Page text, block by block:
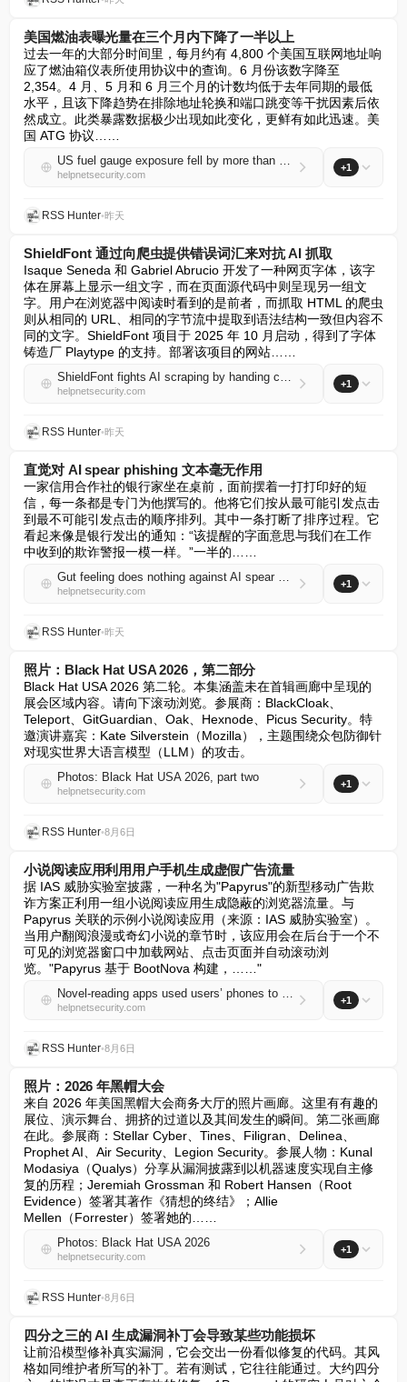
美国燃油表曝光量在三个月内下降了一半以上
过去一年的大部分时间里，每月约有 4,800 个美国互联网地址响
应了燃油箱仪表所使用协议中的查询。6 月份该数字降至
2,354。4 月、5 月和 6 月三个月的计数均低于去年同期的最低
水平，且该下降趋势在排除地址轮换和端口跳变等干扰因素后依
然成立。此类暴露数据极少出现如此变化，更鲜有如此迅速。美
国 ATG 协议……
US fuel gauge exposure fell by more than half in three months
helpnetsecurity.com
+1
RSS Hunter•昨天
ShieldFont 通过向爬虫提供错误词汇来对抗 AI 抓取
Isaque Seneda 和 Gabriel Abrucio 开发了一种网页字体，该字
体在屏幕上显示一组文字，而在页面源代码中则呈现另一组文
字。用户在浏览器中阅读时看到的是前者，而抓取 HTML 的爬虫
则从相同的 URL、相同的字节流中提取到语法结构一致但内容不
同的文字。ShieldFont 项目于 2025 年 10 月启动，得到了字体
铸造厂 Playtype 的支持。部署该项目的网站……
ShieldFont fights AI scraping by handing crawlers the wrong words
helpnetsecurity.com
+1
RSS Hunter•昨天
直觉对 AI spear phishing 文本毫无作用
一家信用合作社的银行家坐在桌前，面前摆着一打打印好的短
信，每一条都是专门为他撰写的。他将它们按从最可能引发点击
到最不可能引发点击的顺序排列。其中一条打断了排序过程。它
看起来像是银行发出的通知：“该提醒的字面意思与我们在工作
中收到的欺诈警报一模一样。”一半的……
Gut feeling does nothing against AI spear phishing texts
helpnetsecurity.com
+1
RSS Hunter•昨天
照片：Black Hat USA 2026，第二部分
Black Hat USA 2026 第二轮。本集涵盖未在首辑画廊中呈现的
展会区域内容。请向下滚动浏览。参展商：BlackCloak、
Teleport、GitGuardian、Oak、Hexnode、Picus Security。特
邀演讲嘉宾：Kate Silverstein（Mozilla），主题围绕众包防御针
对现实世界大语言模型（LLM）的攻击。
Photos: Black Hat USA 2026, part two
helpnetsecurity.com
+1
RSS Hunter•8月6日
小说阅读应用利用用户手机生成虚假广告流量
据 IAS 威胁实验室披露，一种名为"Papyrus"的新型移动广告欺
诈方案正利用一组小说阅读应用生成隐蔽的浏览器流量。与
Papyrus 关联的示例小说阅读应用（来源：IAS 威胁实验室）。
当用户翻阅浪漫或奇幻小说的章节时，该应用会在后台于一个不
可见的浏览器窗口中加载网站、点击页面并自动滚动浏
览。"Papyrus 基于 BootNova 构建，……"
Novel-reading apps used users’ phones to generate fake ad traffic
helpnetsecurity.com
+1
RSS Hunter•8月6日
照片：2026 年黑帽大会
来自 2026 年美国黑帽大会商务大厅的照片画廊。这里有有趣的
展位、演示舞台、拥挤的过道以及其间发生的瞬间。第二张画廊
在此。参展商：Stellar Cyber、Tines、Filigran、Delinea、
Prophet AI、Air Security、Legion Security。参展人物：Kunal
Modasiya（Qualys）分享从漏洞披露到以机器速度实现自主修
复的历程；Jeremiah Grossman 和 Robert Hansen（Root
Evidence）签署其著作《猜想的终结》；Allie
Mellen（Forrester）签署她的……
Photos: Black Hat USA 2026
helpnetsecurity.com
+1
RSS Hunter•8月6日
四分之三的 AI 生成漏洞补丁会导致某些功能损坏
让前沿模型修补真实漏洞，它会交出一份看似修复的代码。其风
格如同维护者所写的补丁。若有测试，它往往能通过。大约四分